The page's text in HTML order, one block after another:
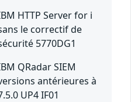
HTTP Server for i
le correctif de
5770DG1
QRadar SIEM
antérieures à
UP4 IF01